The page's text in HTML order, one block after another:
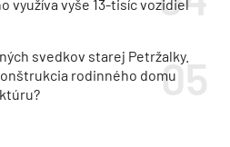
využíva vyše 13-tisíc vozidiel
svedkov starej Petržalky.
rodinného domu